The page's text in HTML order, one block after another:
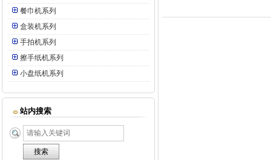
餐巾机系列
盒装机系列
手拍机系列
擦手纸机系列
小盘纸机系列
站内搜索